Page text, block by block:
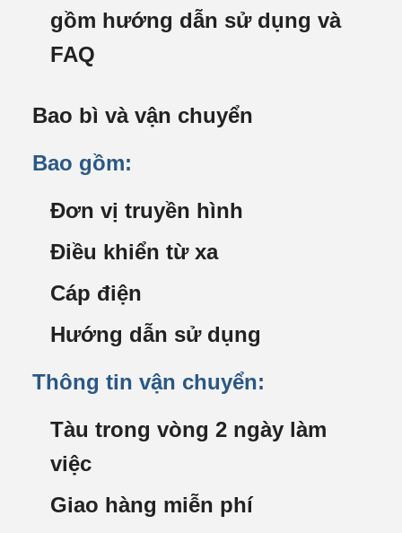
gồm hướng dẫn sử dụng và
FAQ
Bao bì và vận chuyển
Bao gồm:
Đơn vị truyền hình
Điều khiển từ xa
Cáp điện
Hướng dẫn sử dụng
Thông tin vận chuyển:
Tàu trong vòng 2 ngày làm
việc
Giao hàng miễn phí